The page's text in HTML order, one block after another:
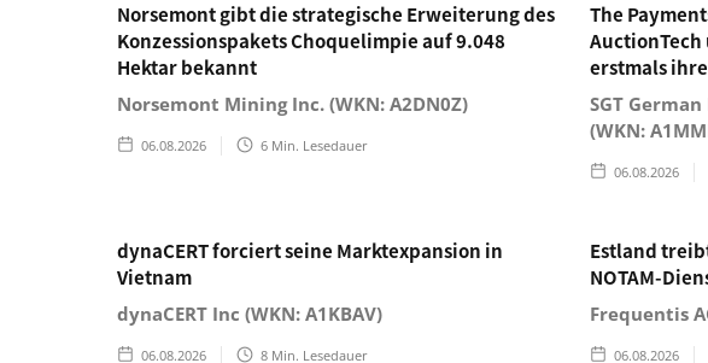
Norsemont gibt die strategische Erweiterung des
Konzessionspakets Choquelimpie auf 9.048
Hektar bekannt
Norsemont Mining Inc. (WKN: A2DN0Z)
06.08.2026 6 Min. Lesedauer
The
erstmals
SGT
(WKN:
06.08.2026
dynaCERT forciert seine Marktexpansion in
Vietnam
dynaCERT Inc (WKN: A1KBAV)
06.08.2026 8 Min. Lesedauer
Estland
NOTAM-
Frequentis
06.08.2026